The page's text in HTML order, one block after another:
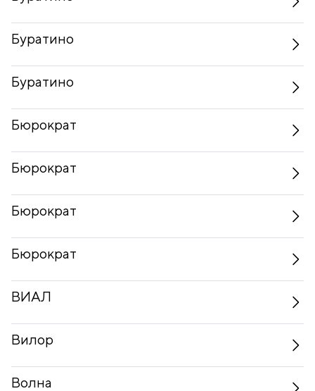
Буратино
Буратино
Бюрократ
Бюрократ
Бюрократ
Бюрократ
ВИАЛ
Вилор
Волна